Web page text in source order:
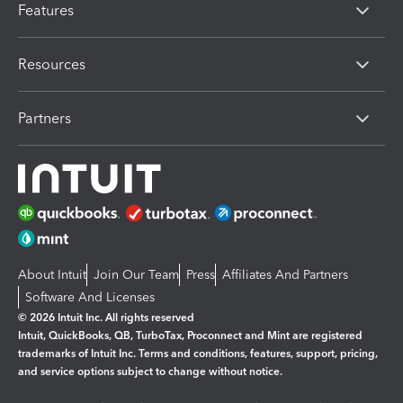
Features
Resources
Partners
About Intuit Join Our Team Press Affiliates And Partners
Software And Licenses
© 2026 Intuit Inc. All rights reserved
Intuit, QuickBooks, QB, TurboTax, Proconnect and Mint are registered
trademarks of Intuit Inc. Terms and conditions, features, support, pricing,
and service options subject to change without notice.